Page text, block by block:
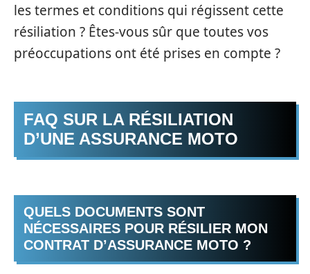
les termes et conditions qui régissent cette
résiliation ? Êtes-vous sûr que toutes vos
préoccupations ont été prises en compte ?
FAQ SUR LA RÉSILIATION
D’UNE ASSURANCE MOTO
QUELS DOCUMENTS SONT
NÉCESSAIRES POUR RÉSILIER MON
CONTRAT D’ASSURANCE MOTO ?